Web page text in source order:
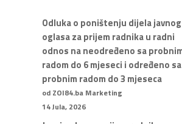
Odluka o poništenju dijela javnog
oglasa za prijem radnika u radni
odnos na neodređeno sa
radom do 6 mjeseci i određeno sa
probnim radom do 3 mjeseca
od ZOI84.ba Marketing
14 Jula, 2026